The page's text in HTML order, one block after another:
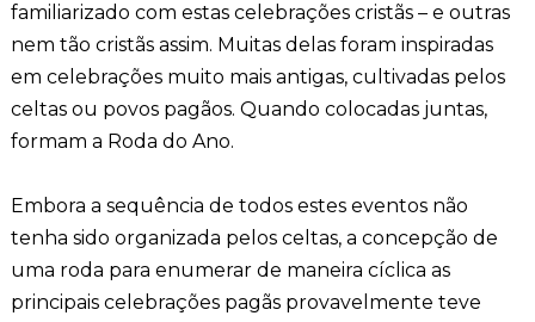
familiarizado com estas celebrações cristãs – e outras
nem tão cristãs assim. Muitas delas foram inspiradas
em celebrações muito mais antigas, cultivadas pelos
celtas ou povos pagãos. Quando colocadas juntas,
formam a Roda do Ano.
Embora a sequência de todos estes eventos não
tenha sido organizada pelos celtas, a concepção de
uma roda para enumerar de maneira cíclica as
principais celebrações pagãs provavelmente teve